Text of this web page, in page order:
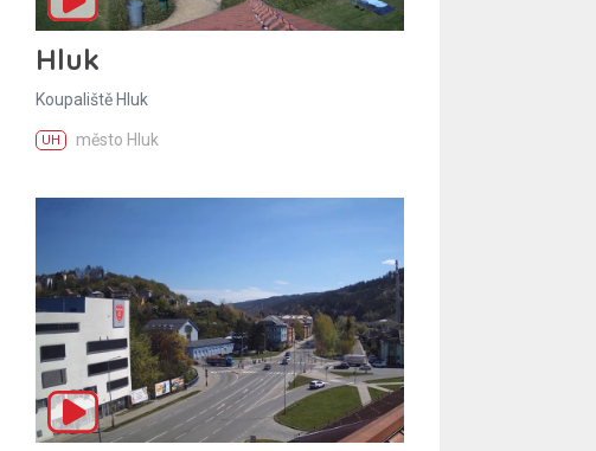
Hluk
Koupaliště Hluk
UH město Hluk